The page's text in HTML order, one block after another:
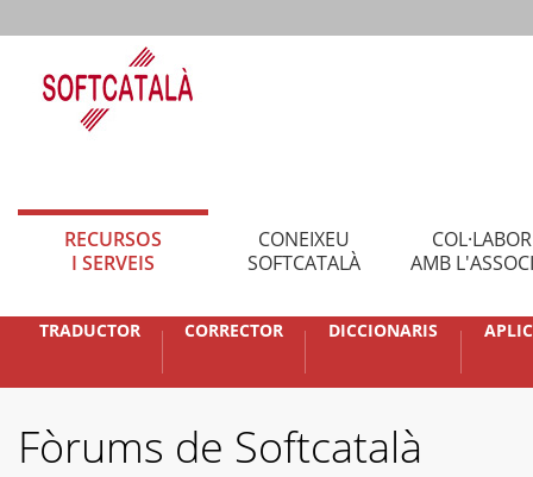
RECURSOS
I SERVEIS
CONEIXEU
SOFTCATALÀ
AMB
TRADUCTOR CORRECTOR DICCIONARIS
Fòrums de Softcatalà